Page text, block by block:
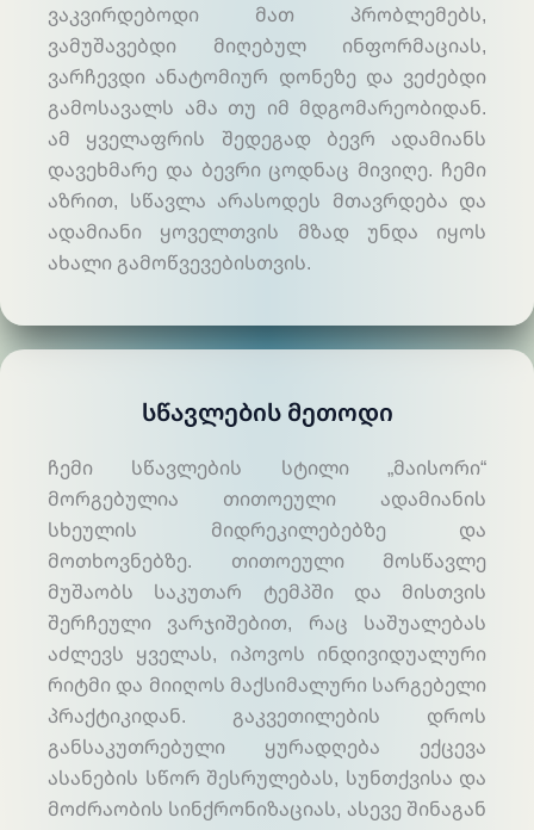
ვაკვირდებოდი მათ პრობლემებს,
ვამუშავებდი მიღებულ ინფორმაციას,
ვარჩევდი ანატომიურ დონეზე და ვეძებდი
გამოსავალს ამა თუ იმ მდგომარეობიდან.
ამ ყველაფრის შედეგად ბევრ ადამიანს
დავეხმარე და ბევრი ცოდნაც მივიღე. ჩემი
აზრით, სწავლა არასოდეს მთავრდება და
ადამიანი ყოველთვის მზად უნდა იყოს
ახალი გამოწვევებისთვის.
Სწავლების Მეთოდი
ჩემი სწავლების სტილი „მაისორი“
მორგებულია თითოეული ადამიანის
სხეულის მიდრეკილებებზე და
მოთხოვნებზე. თითოეული მოსწავლე
მუშაობს საკუთარ ტემპში და მისთვის
შერჩეული ვარჯიშებით, რაც საშუალებას
აძლევს ყველას, იპოვოს ინდივიდუალური
რიტმი და მიიღოს მაქსიმალური სარგებელი
პრაქტიკიდან. გაკვეთილების დროს
განსაკუთრებული ყურადღება ექცევა
ასანების სწორ შესრულებას, სუნთქვისა და
მოძრაობის სინქრონიზაციას, ასევე შინაგან